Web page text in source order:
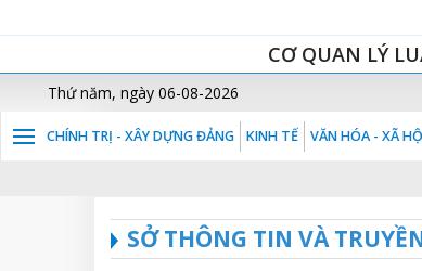
CƠ QUAN LÝ
Thứ năm, ngày 06-08-2026
CHÍNH TRỊ - XÂY DỰNG ĐẢNG KINH TẾ VĂN HÓA - XÃ
SỞ THÔNG TIN VÀ